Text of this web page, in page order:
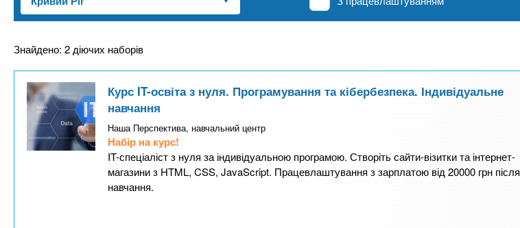
n
t
s
и
х
з
а
Знайдено: 2 діючих наборів
Курс IT-освіта з нуля. Програмування та кібербезпека. Індивідуальне
навчання
Наша Перспектива, навчальний центр
Набір на курс!
IT-спеціаліст з нуля за індивідуальною програмою. Створіть сайти-візитки та інтернет-
магазини з HTML, CSS, JavaScript. Працевлаштування з зарплатою від 20000 грн після
навчання.